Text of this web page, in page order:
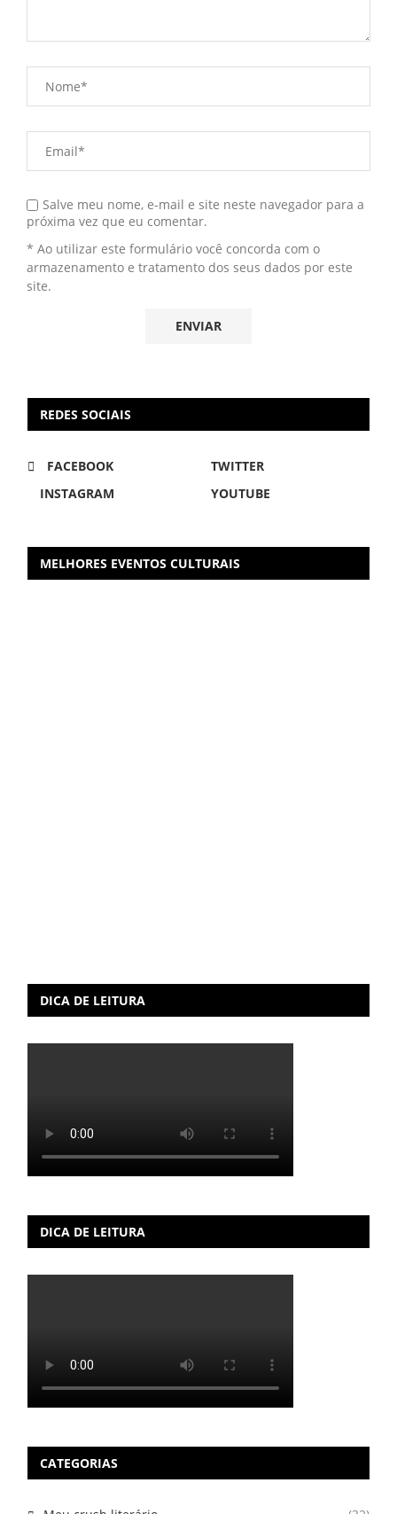
Salve meu nome, e-mail e site neste navegador para a
próxima vez que eu comentar.
* Ao utilizar este formulário você concorda com o
armazenamento e tratamento dos seus dados por este
site.
REDES SOCIAIS
FACEBOOK
TWITTER
INSTAGRAM
YOUTUBE
MELHORES EVENTOS CULTURAIS
DICA DE LEITURA
DICA DE LEITURA
CATEGORIAS